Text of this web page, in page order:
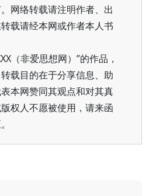
网络转载请注明作者、出
载请经本网或作者本人书
（非爱思想网）”的作品，
载目的在于分享信息、助
本网赞同其观点和对其真
权人不愿被使用，请来函